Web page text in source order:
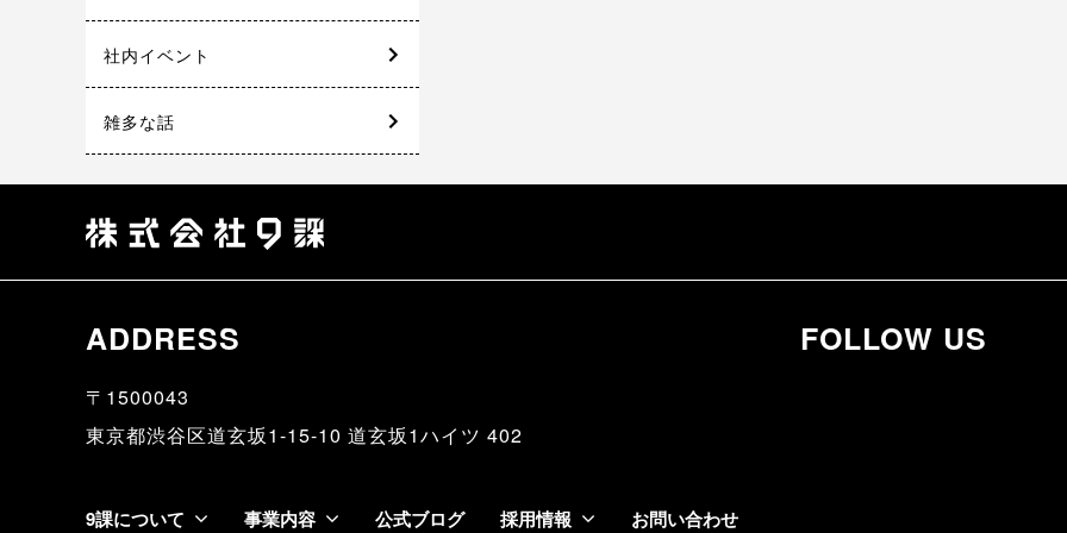
社内イベント
雑多な話
ADDRESS
〒1500043
東京都渋谷区道玄坂1-15-10 道玄坂1ハイツ 402
9課について 事業内容 公式ブログ 採用情報 お問い合わせ
FOLLOW US